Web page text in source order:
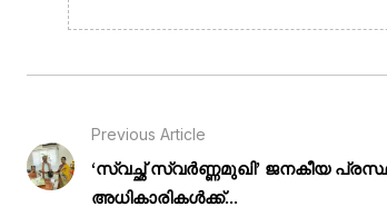
Previous Article
‘സ്വച്ഛ് സ്വർണ്ണമുഖി’ ജനകീയ
അധികാരികൾക്ക്...